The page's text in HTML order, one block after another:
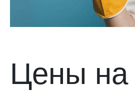
Цены на